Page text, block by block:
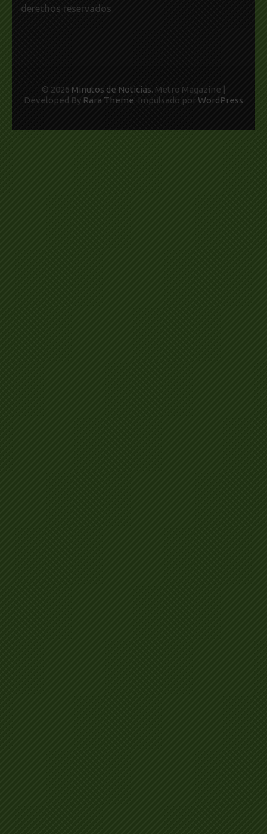
derechos reservados
© 2026 Minutos de Noticias. Metro Magazine |
Developed By Rara Theme. Impulsado por WordPress